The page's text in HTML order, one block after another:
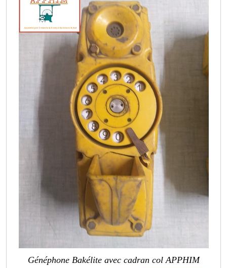
Généphone Bakélite avec cadran col APPHIM